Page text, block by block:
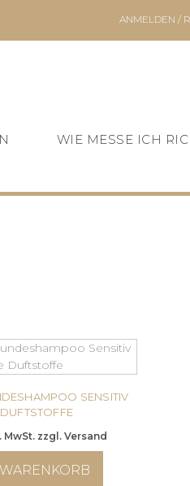
ANMELDEN /
WIE MESSE ICH
SENSITIV
MwSt. zzgl. Versand